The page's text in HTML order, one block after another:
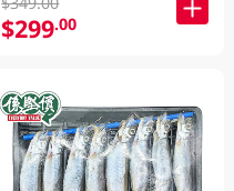
$299.00